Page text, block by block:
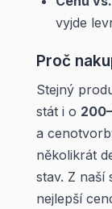
vyjde
Proč
Stejný
stát i o
a
několikrát
stav. Z naší
nejlepší